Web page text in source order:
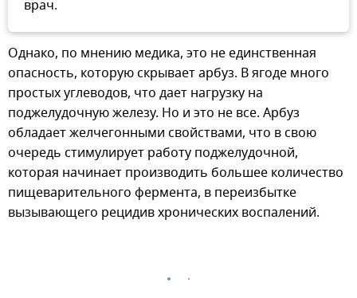
врач.
Однако, по мнению медика, это не единственная
опасность, которую скрывает арбуз. В ягоде много
простых углеводов, что дает нагрузку на
поджелудочную железу. Но и это не все. Арбуз
обладает желчегонными свойствами, что в свою
очередь стимулирует работу поджелудочной,
которая начинает производить большее количество
пищеварительного фермента, в переизбытке
вызывающего рецидив хронических воспалений.